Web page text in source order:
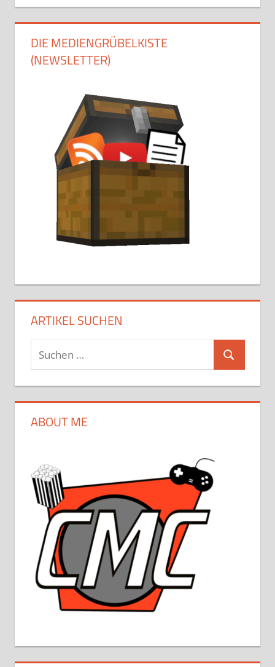
DIE MEDIENGRÜBELKISTE
(NEWSLETTER)
ARTIKEL SUCHEN
Suchen
nach:
Suchen
ABOUT ME